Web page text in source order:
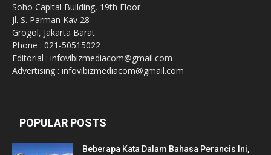
Soho Capital Building, 19th Floor
Jl. S. Parman Kav 28
Grogol, Jakarta Barat
Phone : 021-50515022
Editorial : infovibizmediacom@gmail.com
Advertising : infovibizmediacom@gmail.com
POPULAR POSTS
Beberapa Kata Dalam Bahasa Perancis Ini,